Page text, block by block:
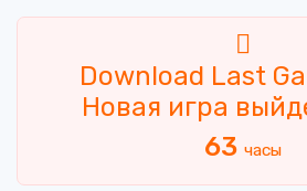
Download Last
Новая игра
63 часы